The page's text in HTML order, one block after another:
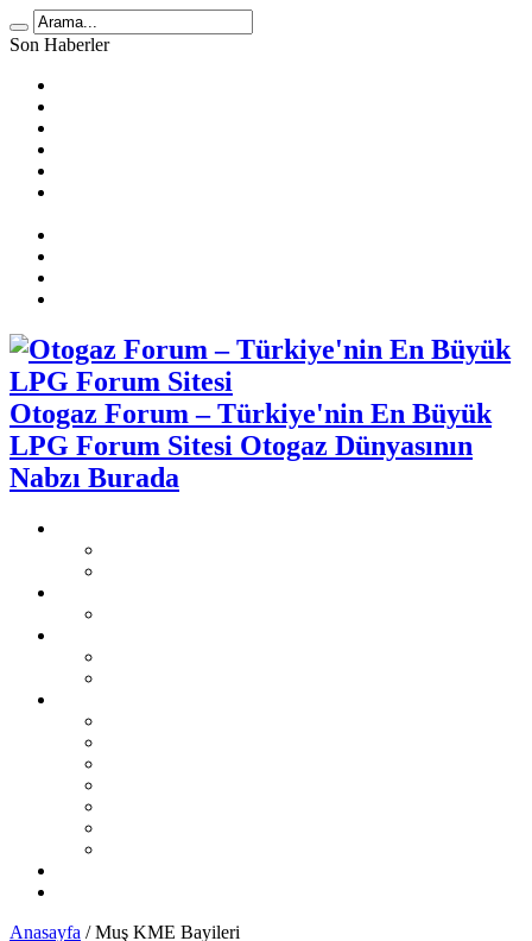
Son Haberler
Otogaz Forum – Türkiye'nin En Büyük
LPG Forum Sitesi Otogaz Dünyasının
Nabzı Burada
Anasayfa /Muş KME Bayileri